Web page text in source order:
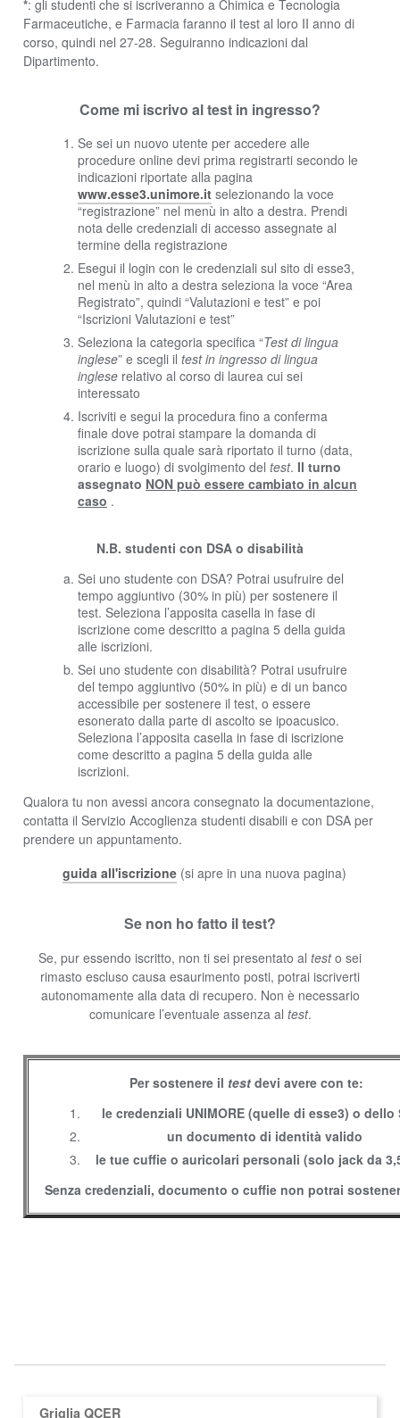
*: gli studenti che si iscriveranno a Chimica e Tecnologia
Farmaceutiche, e Farmacia faranno il test al loro II anno di
corso, quindi nel 27-28. Seguiranno indicazioni dal
Dipartimento.
Come mi iscrivo al test in ingresso?
Se sei un nuovo utente per accedere alle
procedure online devi prima registrarti secondo le
indicazioni riportate alla pagina
www.esse3.unimore.it selezionando la voce
“registrazione” nel menù in alto a destra. Prendi
nota delle credenziali di accesso assegnate al
termine della registrazione
Esegui il login con le credenziali sul sito di esse3,
nel menù in alto a destra seleziona la voce “Area
Registrato”, quindi “Valutazioni e test” e poi
“Iscrizioni Valutazioni e test”
Seleziona la categoria specifica “Test di lingua
inglese” e scegli il test in ingresso di lingua
inglese relativo al corso di laurea cui sei
interessato
Iscriviti e segui la procedura fino a conferma
finale dove potrai stampare la domanda di
iscrizione sulla quale sarà riportato il turno (data,
orario e luogo) di svolgimento del test. Il turno
assegnato NON può essere cambiato in alcun
caso .
N.B. studenti con DSA o disabilità
Sei uno studente con DSA? Potrai usufruire del
tempo aggiuntivo (30% in più) per sostenere il
test. Seleziona l’apposita casella in fase di
iscrizione come descritto a pagina 5 della guida
alle iscrizioni.
Sei uno studente con disabilità? Potrai usufruire
del tempo aggiuntivo (50% in più) e di un banco
accessibile per sostenere il test, o essere
esonerato dalla parte di ascolto se ipoacusico.
Seleziona l’apposita casella in fase di iscrizione
come descritto a pagina 5 della guida alle
iscrizioni.
Qualora tu non avessi ancora consegnato la documentazione,
contatta il Servizio Accoglienza studenti disabili e con DSA per
prendere un appuntamento.
guida all'iscrizione(si apre in una nuova pagina)
Se non ho fatto il test?
Se, pur essendo iscritto, non ti sei presentato al testo sei
rimasto escluso causa esaurimento posti, potrai iscriverti
autonomamente alla data di recupero. Non è necessario
comunicare l’eventuale assenza al test.
Per sostenere il test devi avere con te:
le credenziali UNIMORE (quelle di esse3) o dello
un documento di identità valido
le tue cuffie o auricolari personali (solo jack da
Senza credenziali, documento o cuffie non potrai
Griglia QCER